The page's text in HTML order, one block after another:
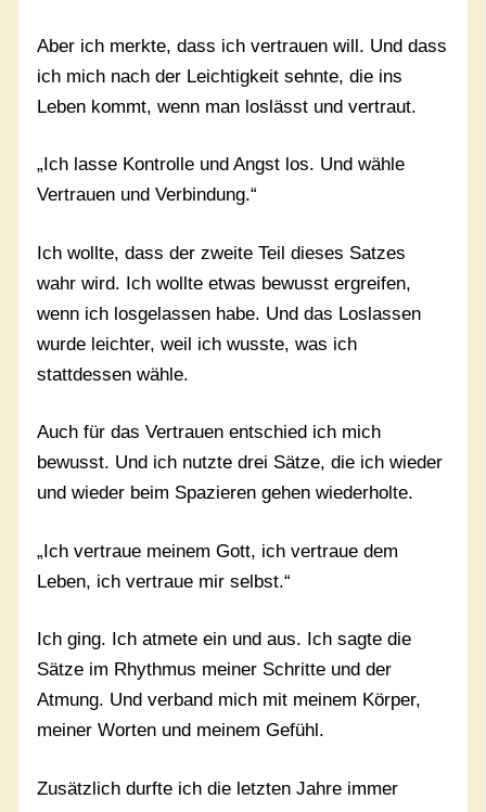
Aber ich merkte, dass ich vertrauen will. Und dass
ich mich nach der Leichtigkeit sehnte, die ins
Leben kommt, wenn man loslässt und vertraut.
„Ich lasse Kontrolle und Angst los. Und wähle
Vertrauen und Verbindung.“
Ich wollte, dass der zweite Teil dieses Satzes
wahr wird. Ich wollte etwas bewusst ergreifen,
wenn ich losgelassen habe. Und das Loslassen
wurde leichter, weil ich wusste, was ich
stattdessen wähle.
Auch für das Vertrauen entschied ich mich
bewusst. Und ich nutzte drei Sätze, die ich wieder
und wieder beim Spazieren gehen wiederholte.
„Ich vertraue meinem Gott, ich vertraue dem
Leben, ich vertraue mir selbst.“
Ich ging. Ich atmete ein und aus. Ich sagte die
Sätze im Rhythmus meiner Schritte und der
Atmung. Und verband mich mit meinem Körper,
meiner Worten und meinem Gefühl.
Zusätzlich durfte ich die letzten Jahre immer